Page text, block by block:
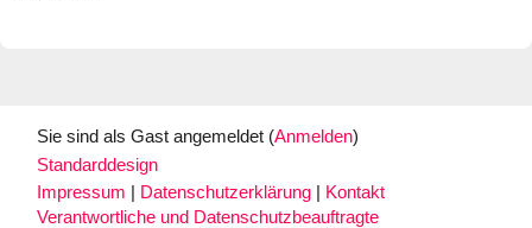
Sie sind als Gast angemeldet (Anmelden)
Standarddesign
Impressum
Datenschutzerklärung
Kontakt
Verantwortliche und Datenschutzbeauftragte